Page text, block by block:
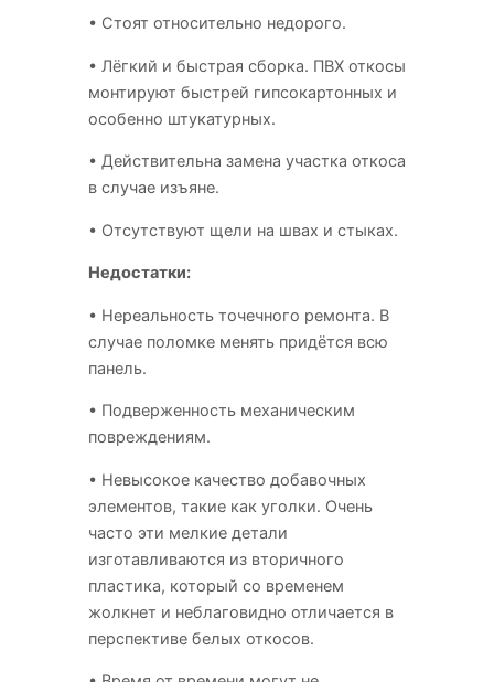
• Стоят относительно недорого.
• Лёгкий и быстрая сборка. ПВХ откосы
монтируют быстрей гипсокартонных и
особенно штукатурных.
• Действительна замена участка откоса
в случае изъяне.
• Отсутствуют щели на швах и стыках.
Недостатки:
• Нереальность точечного ремонта. В
случае поломке менять придётся всю
панель.
• Подверженность механическим
повреждениям.
• Невысокое качество добавочных
элементов, такие как уголки. Очень
часто эти мелкие детали
изготавливаются из вторичного
пластика, который со временем
жолкнет и неблаговидно отличается в
перспективе белых откосов.